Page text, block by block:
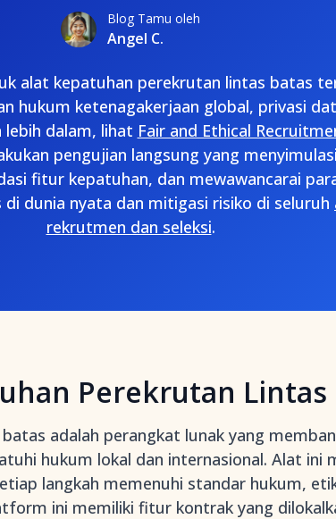
Blog Tamu oleh
Angel C.
alat kepatuhan perekrutan lintas batas
hukum ketenagakerjaan global, privasi
dalam, lihat Fair and Ethical
pengujian langsung yang
fitur kepatuhan, dan mewawancarai
dunia nyata dan mitigasi risiko di seluruh
rekrutmen dan seleksi.
Perekrutan Lintas
adalah perangkat lunak yang
hukum lokal dan internasional. Alat ini
langkah memenuhi standar hukum,
ini memiliki fitur kontrak yang